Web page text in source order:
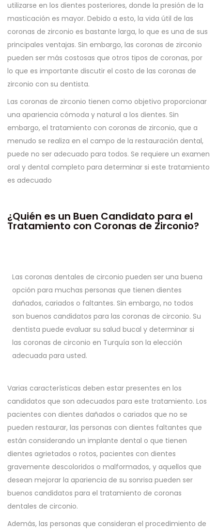
utilizarse en los dientes posteriores, donde la presión de la
masticación es mayor. Debido a esto, la vida útil de las
coronas de zirconio es bastante larga, lo que es una de sus
principales ventajas. Sin embargo, las coronas de zirconio
pueden ser más costosas que otros tipos de coronas, por
lo que es importante discutir el costo de las coronas de
zirconio con su dentista.
Las coronas de zirconio tienen como objetivo proporcionar
una apariencia cómoda y natural a los dientes. Sin
embargo, el tratamiento con coronas de zirconio, que a
menudo se realiza en el campo de la restauración dental,
puede no ser adecuado para todos. Se requiere un examen
oral y dental completo para determinar si este tratamiento
es adecuado
¿Quién es un Buen Candidato para el
Tratamiento con Coronas de Zirconio?
Las coronas dentales de circonio pueden ser una buena
opción para muchas personas que tienen dientes
dañados, cariados o faltantes. Sin embargo, no todos
son buenos candidatos para las coronas de circonio. Su
dentista puede evaluar su salud bucal y determinar si
las coronas de circonio en Turquía son la elección
adecuada para usted.
Varias características deben estar presentes en los
candidatos que son adecuados para este tratamiento. Los
pacientes con dientes dañados o cariados que no se
pueden restaurar, las personas con dientes faltantes que
están considerando un implante dental o que tienen
dientes agrietados o rotos, pacientes con dientes
gravemente descoloridos o malformados, y aquellos que
desean mejorar la apariencia de su sonrisa pueden ser
buenos candidatos para el tratamiento de coronas
dentales de circonio.
Además, las personas que consideran el procedimiento de